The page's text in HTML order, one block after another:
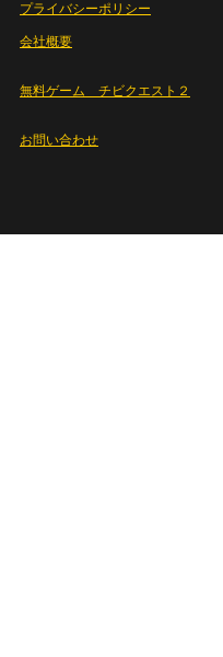
プライバシーポリシー
会社概要
無料ゲーム チビクエスト２
お問い合わせ